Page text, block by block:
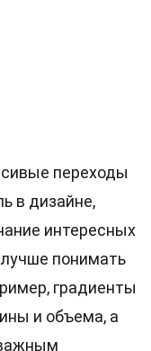
переходы
в дизайне,
интересных
понимать
градиенты
и объема, а